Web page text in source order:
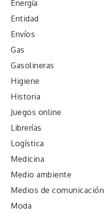
Energía
Entidad
Envíos
Gas
Gasolineras
Higiene
Historia
Juegos online
Librerías
Logística
Medicina
Medio ambiente
Medios de comunicación
Moda